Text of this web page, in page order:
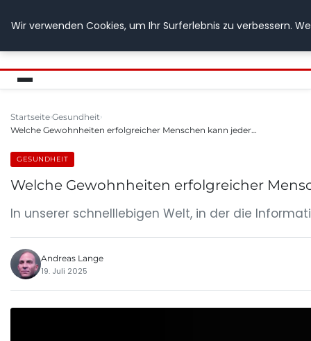
GETOESE IN MOESE
Startseite Gesundheit
Welche Gewohnheiten erfolgreicher Menschen kann jeder…
GESUNDHEIT
Welche Gewohnheiten erfolgreicher
In unserer schnelllebigen Welt, in der die
Andreas Lange
19. Juli 2025
Wir verwenden Cookies, um Ihr Surferlebnis zu verbessern.